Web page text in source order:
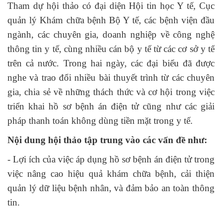
Tham dự hội thảo có đại diện Hội tin học Y tế, Cục
quản lý Khám chữa bệnh Bộ Y tế, các bệnh viện đầu
ngành, các chuyên gia, doanh nghiệp về công nghệ
thông tin y tế, cùng nhiều cán bộ y tế từ các cơ sở y tế
trên cả nước. Trong hai ngày, các đại biểu đã được
nghe và trao đổi nhiều bài thuyết trình từ các chuyên
gia, chia sẻ về những thách thức và cơ hội trong việc
triển khai hồ sơ bệnh án điện tử cũng như các giải
pháp thanh toán không dùng tiền mặt trong y tế.
Nội dung hội thảo tập trung vào các vấn đề như:
- Lợi ích của việc áp dụng hồ sơ bệnh án điện tử trong
việc nâng cao hiệu quả khám chữa bệnh, cải thiện
quản lý dữ liệu bệnh nhân, và đảm bảo an toàn thông
tin.